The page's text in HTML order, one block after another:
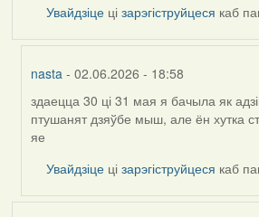
Увайдзіце цізарэгіструйцеся каб
nasta - 02.06.2026 - 18:58
In
reply
to
здаецца 30 ці 31 мая я бачыла як
птушанят дзяўбе мыш, але ён хутка
яе
Увайдзіце цізарэгіструйцеся каб